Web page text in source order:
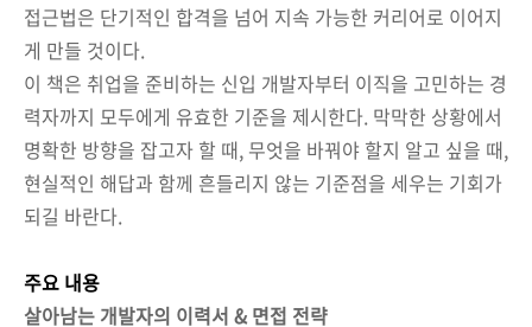
접근법은 단기적인 합격을 넘어 지속 가능한 커리어로 이어지
게 만들 것이다.
이 책은 취업을 준비하는 신입 개발자부터 이직을 고민하는 경
력자까지 모두에게 유효한 기준을 제시한다. 막막한 상황에서
명확한 방향을 잡고자 할 때, 무엇을 바꿔야 할지 알고 싶을 때,
현실적인 해답과 함께 흔들리지 않는 기준점을 세우는 기회가
되길 바란다.
주요 내용
살아남는 개발자의 이력서 & 면접 전략